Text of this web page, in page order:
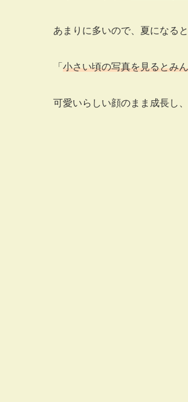
あまりに多いので、夏になる
「 小さい頃の写真を見るとみ
可愛いらしい顔のまま成長し、